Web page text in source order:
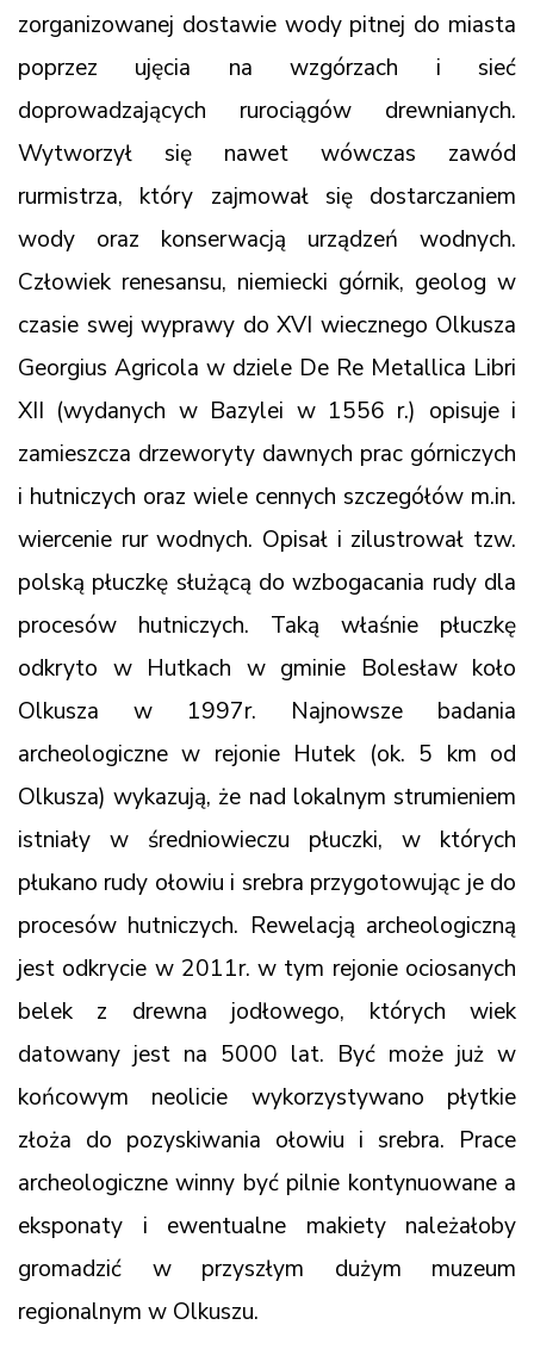
zorganizowanej dostawie wody pitnej do miasta
poprzez ujęcia na wzgórzach i sieć
doprowadzających rurociągów drewnianych.
Wytworzył się nawet wówczas zawód
rurmistrza, który zajmował się dostarczaniem
wody oraz konserwacją urządzeń wodnych.
Człowiek renesansu, niemiecki górnik, geolog w
czasie swej wyprawy do XVI wiecznego Olkusza
Georgius Agricola w dziele De Re Metallica Libri
XII (wydanych w Bazylei w 1556 r.) opisuje i
zamieszcza drzeworyty dawnych prac górniczych
i hutniczych oraz wiele cennych szczegółów m.in.
wiercenie rur wodnych. Opisał i zilustrował tzw.
polską płuczkę służącą do wzbogacania rudy dla
procesów hutniczych. Taką właśnie płuczkę
odkryto w Hutkach w gminie Bolesław koło
Olkusza w 1997r. Najnowsze badania
archeologiczne w rejonie Hutek (ok. 5 km od
Olkusza) wykazują, że nad lokalnym strumieniem
istniały w średniowieczu płuczki, w których
płukano rudy ołowiu i srebra przygotowując je do
procesów hutniczych. Rewelacją archeologiczną
jest odkrycie w 2011r. w tym rejonie ociosanych
belek z drewna jodłowego, których wiek
datowany jest na 5000 lat. Być może już w
końcowym neolicie wykorzystywano płytkie
złoża do pozyskiwania ołowiu i srebra. Prace
archeologiczne winny być pilnie kontynuowane a
eksponaty i ewentualne makiety należałoby
gromadzić w przyszłym dużym muzeum
regionalnym w Olkuszu.